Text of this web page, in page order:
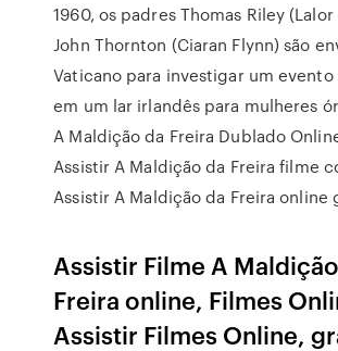
1960, os padres Thomas Riley
John Thornton (Ciaran Flynn) são
Vaticano para investigar um
em um lar irlandês para mulheres
A Maldição da Freira Dublado
Assistir A Maldição da Freira filme
Assistir A Maldição da Freira online
Assistir Filme A
Freira online, Filmes
Assistir Filmes Online,